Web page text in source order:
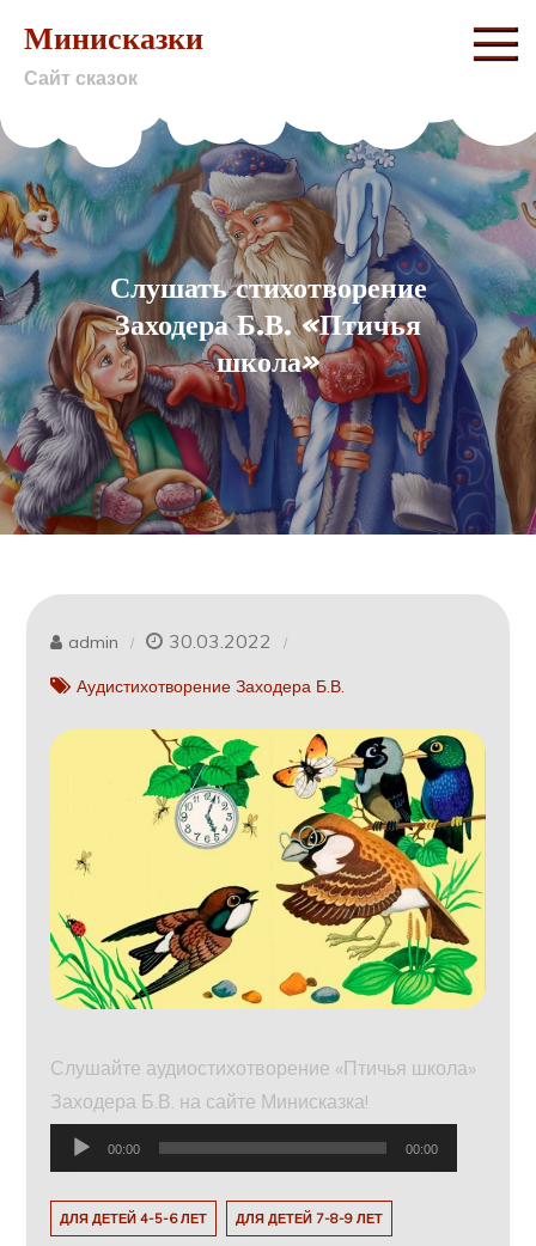
content
Минисказки
Сайт сказок
Слушать стихотворение
Заходера Б.В. «Птичья
школа»
admin 30.03.2022
Аудистихотворение Заходера Б.В.
Слушайте аудиостихотворение «Птичья школа»
Заходера Б.В. на сайте Минисказка!
Аудиоплеер
00:00 00:00
ДЛЯ ДЕТЕЙ 4-5-6 ЛЕТ ДЛЯ ДЕТЕЙ 7-8-9 ЛЕТ